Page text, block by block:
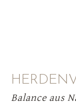
Balance aus